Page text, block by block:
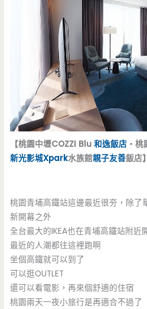
【桃園中壢COZZI Blu和逸飯店 ‧桃
新光影城Xpark水族館親子友善飯店】
桃園青埔高鐵站這邊最近很夯，除了
新開幕之外
全台最大的IKEA也在青埔高鐵站附近
最近的人潮都往這裡跑啊
坐個高鐵就可以到了
可以逛OUTLET
還可以看電影，再來個舒適的住宿
桃園兩天一夜小旅行是再適合不過了